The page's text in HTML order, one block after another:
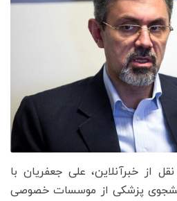
از خبرآنلاین، علی جعفریان با
پزشکی از موسسات خصوصی